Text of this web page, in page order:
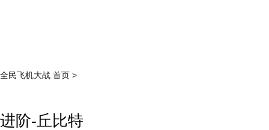
全民飞机大战 首页 >
进阶-丘比特